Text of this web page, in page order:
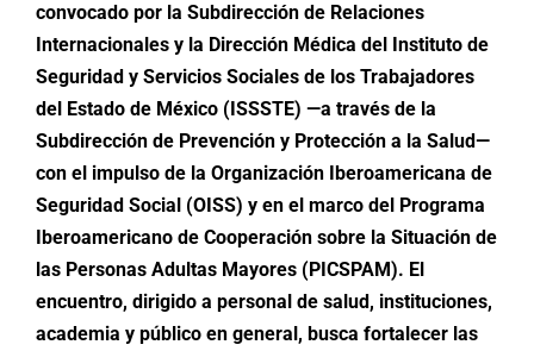
convocado por la Subdirección de Relaciones
Internacionales y la Dirección Médica del Instituto de
Seguridad y Servicios Sociales de los Trabajadores
del Estado de México (ISSSTE) —a través de la
Subdirección de Prevención y Protección a la Salud—
con el impulso de la Organización Iberoamericana de
Seguridad Social (OISS) y en el marco del Programa
Iberoamericano de Cooperación sobre la Situación de
las Personas Adultas Mayores (PICSPAM). El
encuentro, dirigido a personal de salud, instituciones,
academia y público en general, busca fortalecer las